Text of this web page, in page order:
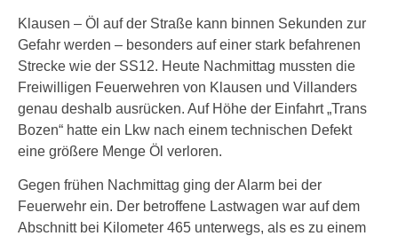
Klausen – Öl auf der Straße kann binnen Sekunden zur
Gefahr werden – besonders auf einer stark befahrenen
Strecke wie der SS12. Heute Nachmittag mussten die
Freiwilligen Feuerwehren von Klausen und Villanders
genau deshalb ausrücken. Auf Höhe der Einfahrt „Trans
Bozen“ hatte ein Lkw nach einem technischen Defekt
eine größere Menge Öl verloren.
Gegen frühen Nachmittag ging der Alarm bei der
Feuerwehr ein. Der betroffene Lastwagen war auf dem
Abschnitt bei Kilometer 465 unterwegs, als es zu einem